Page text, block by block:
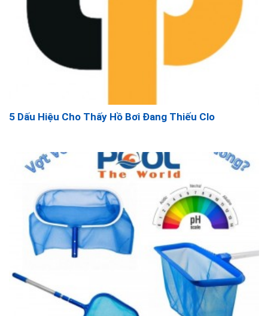
lẻ các loạigạch kính Mosaic, thiết bị phòng xông
hơi và ô, dù, ghế cho bể bơi. Liên hệ với chúng tôi
qua Hotline: 091.2115..689 hoặc website:
beboidep.com để được tư vấn và hỗ trợ đặt hàng.
5 Dấu Hiệu Cho Thấy Hồ Bơi Đang Thiếu Clo